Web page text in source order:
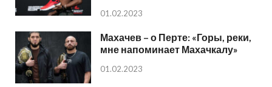
01.02.2023
Махачев – о Перте: «Горы, реки,
мне напоминает Махачкалу»
01.02.2023